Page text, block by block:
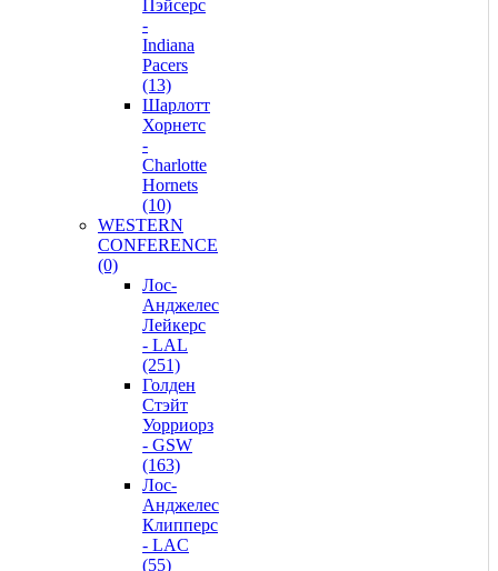
Пэйсерс
-
Indiana
Pacers
(13)
Шарлотт
Хорнетс
-
Charlotte
Hornets
(10)
WESTERN
CONFERENCE
(0)
Лос-
Анджелес
Лейкерс
- LAL
(251)
Голден
Стэйт
Уорриорз
- GSW
(163)
Лос-
Анджелес
Клипперс
- LAC
(55)